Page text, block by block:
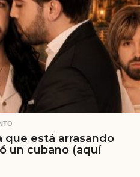
que está arrasando
un cubano (aquí